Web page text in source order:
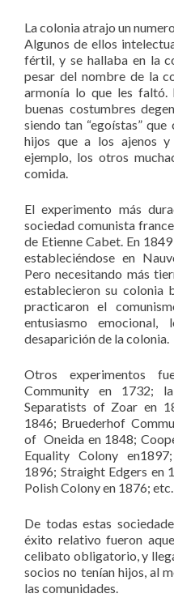
La colonia atrajo un
Algunos de ellos
fértil, y se hallaba en la
pesar del nombre de la
armonía lo que les faltó.
buenas costumbres
siendo tan “egoístas”
hijos que a los ajenos
ejemplo, los otros
comida.
El experimento más
sociedad comunista
de Etienne Cabet. En
estableciéndose en
Pero necesitando más
establecieron su colonia
practicaron el
entusiasmo
desaparición de la colonia.
Otros experimentos
Community en 1732;
Separatists of Zoar en
1846; Bruederhof
of Oneida en 1848;
Equality Colony
1896; Straight Edgers en
Polish Colony en 1876;
De todas estas
éxito relativo fueron
celibato obligatorio, y
socios no tenían hijos, al
las comunidades.